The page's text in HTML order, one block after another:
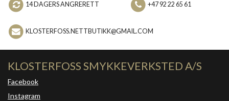
14 DAGERS ANGRERETT +47 92 22 65 61
KLOSTERFOSS.NETTBUTIKK@GMAIL.COM
KLOSTERFOSS SMYKKEVERKSTED A/S
Facebook
Instagram